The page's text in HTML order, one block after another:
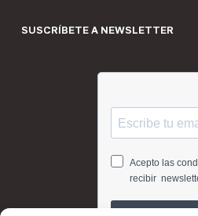
SUSCRÍBETE A NEWSLETTER